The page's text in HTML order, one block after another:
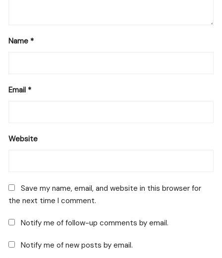
Name *
Email *
Website
Save my name, email, and website in this browser for
the next time I comment.
Notify me of follow-up comments by email.
Notify me of new posts by email.